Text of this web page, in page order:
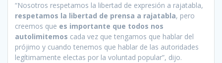
“Nosotros respetamos la libertad de expresión a rajatabla,
respetamos la libertad de prensa a rajatabla, pero
creemos que es importante que todos nos
autolimitemos cada vez que tengamos que hablar del
prójimo y cuando tenemos que hablar de las autoridades
legítimamente electas por la voluntad popular”, dijo.